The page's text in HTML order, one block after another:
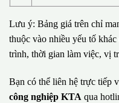
Lưu ý: Bảng giá trên chỉ
thuộc vào nhiều yếu tố
trình, thời gian làm việc, vị
Bạn có thể liên hệ trực tiếp
công nghiệp KTA qua